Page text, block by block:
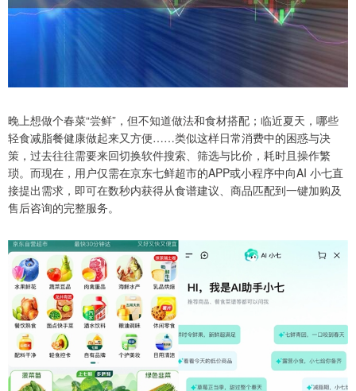
晚上想做个春菜“尝鲜”，但不知道做法和食材搭配；临近夏天，哪些
轻食减脂餐健康做起来又方便……类似这样日常消费中的困惑与决
策，过去往往需要来回切换软件搜索、筛选与比价，耗时且操作繁
琐。而现在，用户仅需在京东七鲜超市的APP或小程序中向AI 小七直
接提出需求，即可在数秒内获得从食谱建议、商品匹配到一键加购及
售后咨询的完整服务。